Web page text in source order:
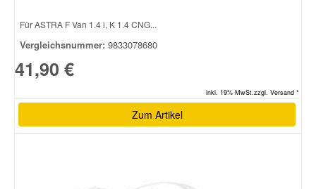
Für ASTRA F Van 1.4 i, K 1.4 CNG...
Vergleichsnummer: 9833078680
41,90 €
inkl. 19% MwSt.zzgl. Versand *
Zum Artikel